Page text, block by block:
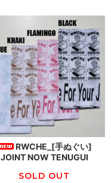
RWCHE_[手ぬぐい]
JOINT NOW TENUGUI
SOLD OUT